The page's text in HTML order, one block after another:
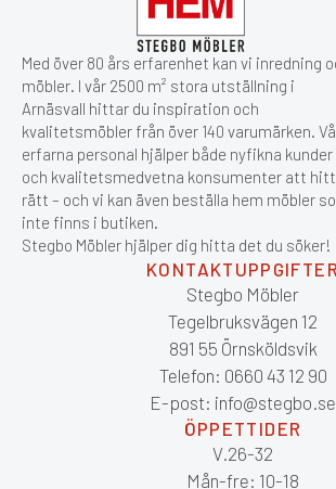
Med över 80 års erfarenhet kan vi inredning
möbler. I vår 2500 m² stora utställning i
Arnäsvall hittar du inspiration och
kvalitetsmöbler från över 140 varumärken.
erfarna personal hjälper både nyfikna kunder
och kvalitetsmedvetna konsumenter att
rätt – och vi kan även beställa hem möbler
inte finns i butiken.
Stegbo Möbler hjälper dig hitta det du söker!
KONTAKTUPPGIFTER
Stegbo Möbler
Tegelbruksvägen 12
891 55 Örnsköldsvik
Telefon: 0660 43 12 90
E-post: info@stegbo.se
ÖPPETTIDER
V.26-32
Mån-fre: 10-18